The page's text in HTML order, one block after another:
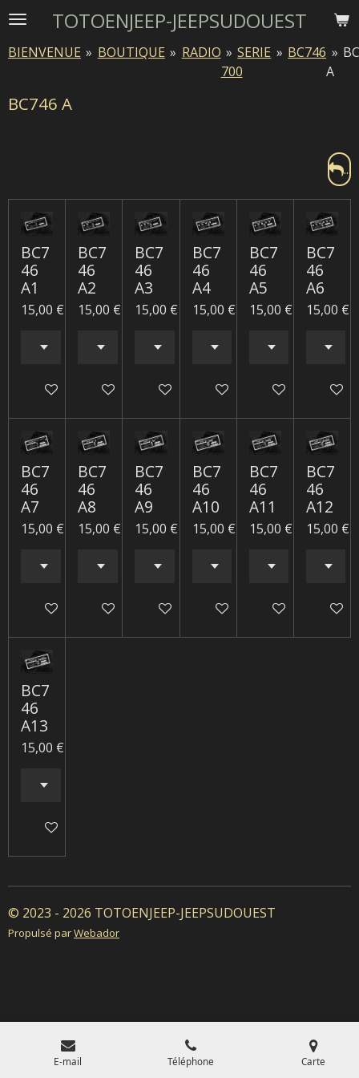
Passer
contenu
TOTOENJEEP-JEEPSUDOUEST
BIENVENUE » BOUTIQUE » RADIO » SERIE
700
» BC746 »
A
BC746 A
...
BC7
46
A1
15,00 €
Ajouter au panier
BC7
46
A2
15,00 €
Ajouter au panier
BC7
46
A3
15,00 €
Ajouter au panier
BC7
46
A4
15,00 €
Ajouter au panier
BC7
46
A5
15,00 €
Ajouter au panier
BC7
46
A6
15,00 €
BC7
46
A7
15,00 €
Ajouter au panier
BC7
46
A8
15,00 €
Ajouter au panier
BC7
46
A9
15,00 €
Ajouter au panier
BC7
46
A10
15,00 €
Ajouter au panier
BC7
46
A11
15,00 €
Ajouter au panier
BC7
46
A12
15,00 €
BC7
46
A13
15,00 €
Ajouter au panier
© 2023 - 2026 TOTOENJEEP-JEEPSUDOUEST
Propulsé parWebador
E-mail Téléphone Carte